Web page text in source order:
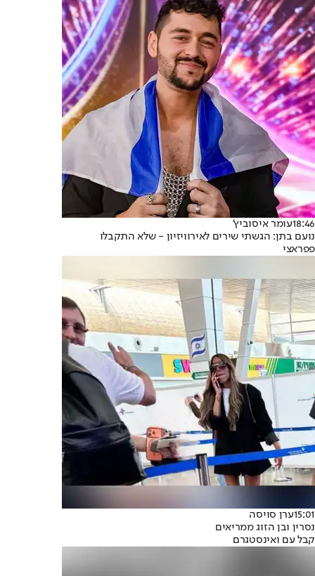
18:46עומר איסוביץ'
נועם בתן: הגשתי שירים לאירוויזיון - שלא התקבלו
פפראצי
15:01ערן סויסה
נסרין ובן הזוג ממריאים
קבל עם ואינסטגרם